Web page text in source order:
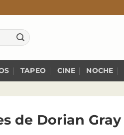
TAPEO CINE NOCHE
de Dorian Gray